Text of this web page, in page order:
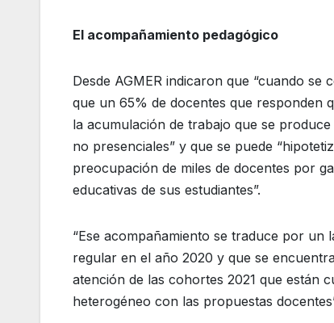
El acompañamiento pedagógico
Desde AGMER indicaron que “cuando
que un 65% de docentes que responden
la acumulación de trabajo que se
no presenciales” y que se puede
preocupación de miles de docentes por
educativas de sus estudiantes”.
“Ese acompañamiento se traduce por
regular en el año 2020 y que se
atención de las cohortes 2021 que están
heterogéneo con las propuestas